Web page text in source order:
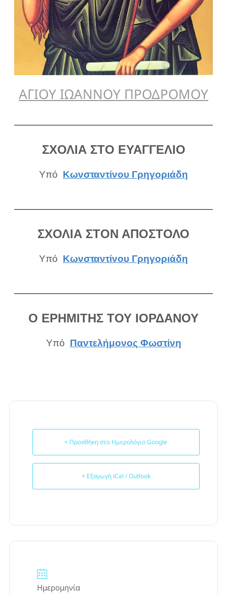
ΑΓΙΟΥ ΙΩΑΝΝΟΥ ΠΡΟΔΡΟΜΟΥ
ΣΧΟΛΙΑ ΣΤΟ ΕΥΑΓΓΕΛΙΟ
Υπό Κωνσταντίνου Γρηγοριάδη
ΣΧΟΛΙΑ ΣΤΟΝ ΑΠΟΣΤΟΛΟ
Υπό Κωνσταντίνου Γρηγοριάδη
Ο ΕΡΗΜΙΤΗΣ ΤΟΥ ΙΟΡΔΑΝΟΥ
Υπό Παντελήμονος Φωστίνη
+ Προσθήκη στο Ημερολόγιο Google
+ Εξαγωγή iCal / Outlook
Ημερομηνία